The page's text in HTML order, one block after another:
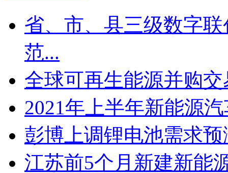
省、市、县三级数字
范...
全球可再生能源并购
2021年上半年新能源
彭博上调锂电池需求预
江苏​前5个月新建新能